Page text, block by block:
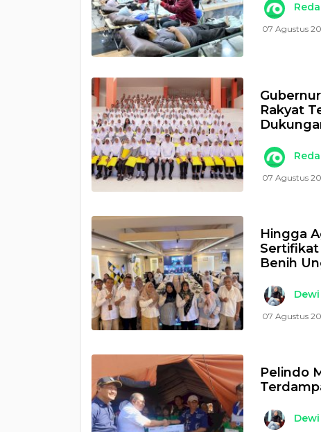
07 Agustus
Rakyat
07 Agustus
Hingga
Sertifikat
Benih
07 Agustus
Pelindo